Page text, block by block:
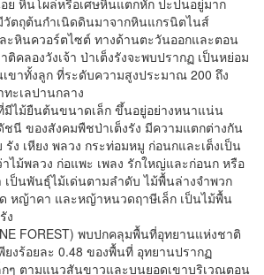
ตถุต้นกำเนิดดินมาจากหินแกรนิตไนส์
ะหินควอร์ตไซต์ ทางด้านตะวันออกและตอน
คลองวังเจ้า ป่าเต็งรังจะพบปรากฏ เป็นหย่อม
ขาทั้งลูก ที่ระดับความสูงประมาณ 200 ถึง
ะเลปานกลาง
มีไม้ยืนต้นขนาดเล็ก ขึ้นอยู่อย่างหนาแน่น
นี ของสังคมพืชป่าเต็งรัง มีความแตกต่างกัน
ง เหียง พลวง กระท่อมหมู ก่อนกและเต็งเป็น
ไม้พลวง ก่อแพะ เพลง รักใหญ่และก่อนก หรือ
เป็นพันธุ์ไม้เด่นตามลำดับ ไม้พื้นล่างจำพวก
หญ้าคา และหญ้าหนวดฤาษีเล็ก เป็นไม้พื้น
ง
FOREST) พบปกคลุมพื้นที่อุทยานแห่งชาติ
ยงร้อยละ 0.48 ของพื้นที่ อุทยานปรากฏ
กๆ ตามแนวสันขาวและบนยอดเขาบริเวณตอน